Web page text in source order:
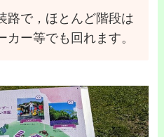
路で，ほとんど階段は
カー等でも回れます。